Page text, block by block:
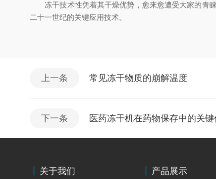
冻干技术性凭着其干燥优势，愈来愈遭受大家的青睐
二十一世纪的关键应用技术。
上一条 常见冻干物质的崩解温度
下一条 医药冻干机在药物保存中的关键
关于我们 产品展示